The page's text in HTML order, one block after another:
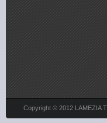
Copyright © 2012 LAMEZIA